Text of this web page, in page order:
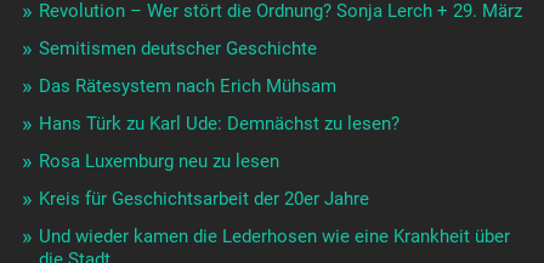
Revolution – Wer stört die Ordnung? Sonja Lerch + 29. März
Semitismen deutscher Geschichte
Das Rätesystem nach Erich Mühsam
Hans Türk zu Karl Ude: Demnächst zu lesen?
Rosa Luxemburg neu zu lesen
Kreis für Geschichtsarbeit der 20er Jahre
Und wieder kamen die Lederhosen wie eine Krankheit über